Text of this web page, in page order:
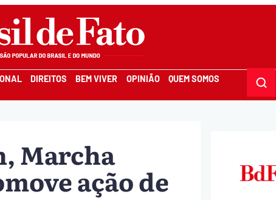
DIREITOS BEM VIVER OPINIÃO QUEM SOMOS
Marcha
ação de